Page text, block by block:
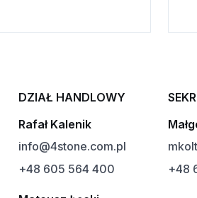
DZIAŁ HANDLOWY
Rafał Kalenik
info@4stone.com.pl
+48 605 564 400
+48